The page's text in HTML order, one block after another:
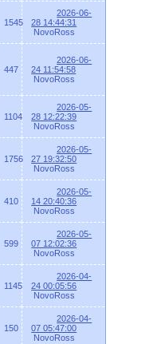
1545
2026-06-
28 14:44:31
NovoRoss
447
2026-06-
24 11:54:58
NovoRoss
1104
2026-05-
28 12:22:39
NovoRoss
1756
2026-05-
27 19:32:50
NovoRoss
410
2026-05-
14 20:40:36
NovoRoss
599
2026-05-
07 12:02:36
NovoRoss
1145
2026-04-
24 00:05:56
NovoRoss
150
2026-04-
07 05:47:00
NovoRoss